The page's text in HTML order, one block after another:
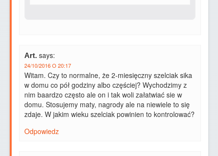
Art. says:
24/10/2016 O 20:17
Witam. Czy to normalne, że 2-miesięczny szelciak sika
w domu co pół godziny albo częściej? Wychodzimy z
nim baardzo często ale on i tak woli załatwiać sie w
domu. Stosujemy maty, nagrody ale na niewiele to się
zdaje. W jakim wieku szelciak powinien to kontrolować?
Odpowiedz